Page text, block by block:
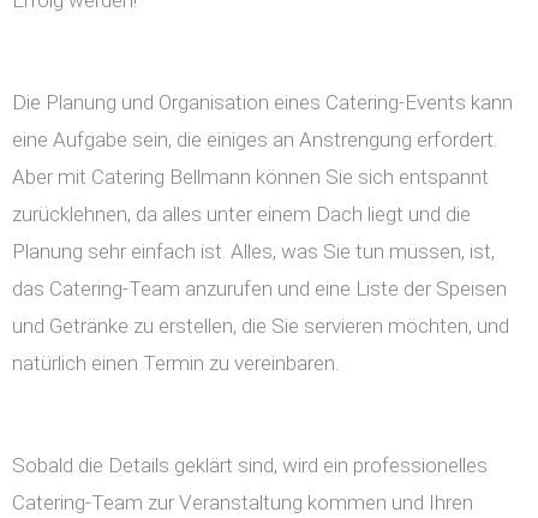
Die Planung und Organisation eines Catering-Events kann
eine Aufgabe sein, die einiges an Anstrengung erfordert.
Aber mit Catering Bellmann können Sie sich entspannt
zurücklehnen, da alles unter einem Dach liegt und die
Planung sehr einfach ist. Alles, was Sie tun müssen, ist,
das Catering-Team anzurufen und eine Liste der Speisen
und Getränke zu erstellen, die Sie servieren möchten, und
natürlich einen Termin zu vereinbaren.
Sobald die Details geklärt sind, wird ein professionelles
Catering-Team zur Veranstaltung kommen und Ihren